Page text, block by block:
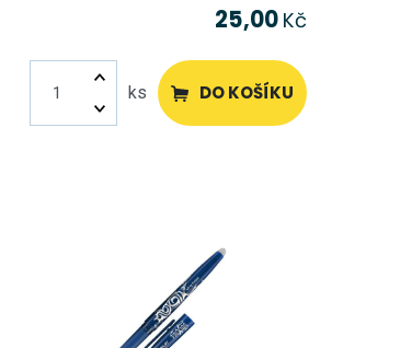
25,00 Kč
ks DO KOŠÍKU